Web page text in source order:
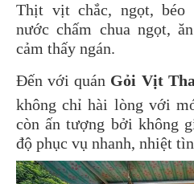
Thịt vịt chắc, ngọt, béo
nước chấm chua ngọt,
cảm thấy ngán.
Đến với quán Gỏi Vịt
không chỉ hài lòng với
còn ấn tượng bởi không
độ phục vụ nhanh, nhiệt